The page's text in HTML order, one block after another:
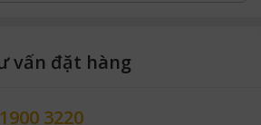
vấn đặt hàng
1900 3220